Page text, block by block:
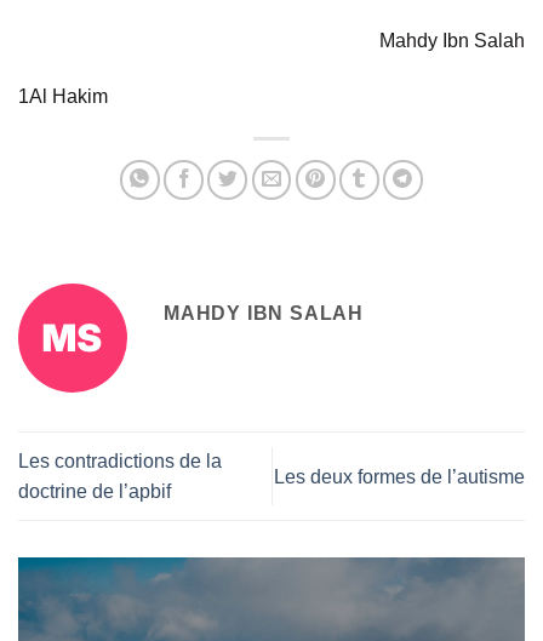
Mahdy Ibn Salah
1Al Hakim
MAHDY IBN SALAH
Les contradictions de la
doctrine de l’apbif
Les deux formes de l’autisme